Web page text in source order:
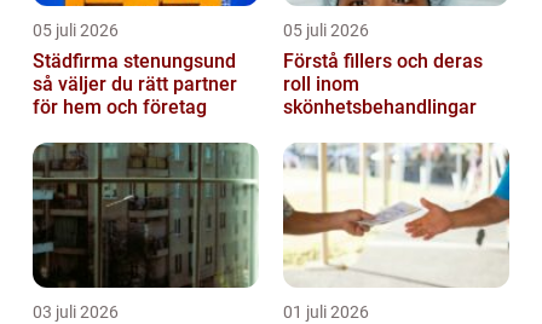
05 juli 2026
Städfirma stenungsund
så väljer du rätt partner
för hem och företag
05 juli 2026
Förstå fillers och deras
roll inom
skönhetsbehandlingar
03 juli 2026 01 juli 2026